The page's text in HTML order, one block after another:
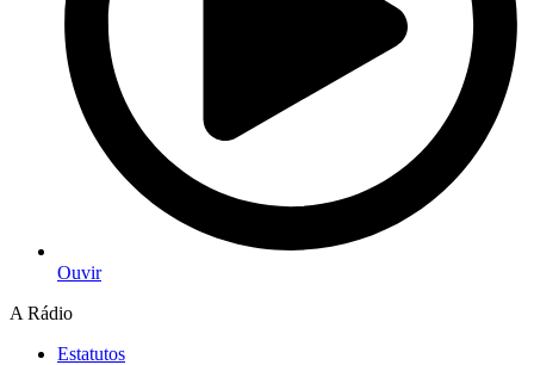
Ouvir
A Rádio
Estatutos